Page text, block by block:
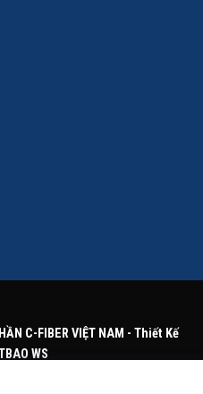
C-FIBER VIỆT NAM - Thiết Kế
WS